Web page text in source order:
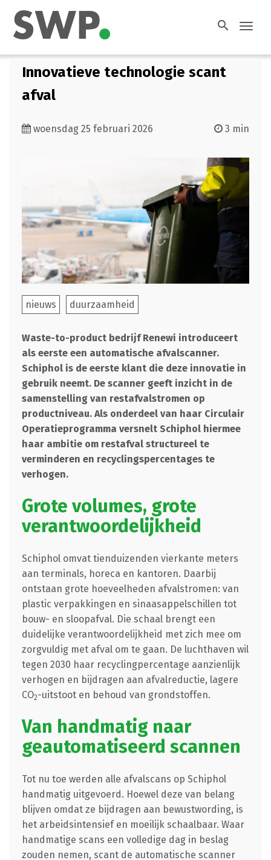
search
Innovatieve technologie scant
afval
woensdag 25 februari 2026 3 min
nieuws duurzaamheid
Waste-to-product bedrijf Renewi introduceert
als eerste een automatische afvalscanner.
Schiphol is de eerste klant die deze innovatie in
gebruik neemt. De scanner geeft inzicht in de
samenstelling van restafvalstromen op
productniveau. Als onderdeel van haar Circulair
Operatieprogramma versnelt Schiphol hiermee
haar ambitie om restafval structureel te
verminderen en recyclingspercentages te
verhogen.
Grote volumes, grote
verantwoordelijkheid
Schiphol omvat tienduizenden vierkante meters
aan terminals, horeca en kantoren. Daarbij
ontstaan grote hoeveelheden afvalstromen: van
plastic verpakkingen en sinaasappelschillen tot
bouw- en sloopafval. Die schaal brengt een
duidelijke verantwoordelijkheid met zich mee om
zorgvuldig met afval om te gaan. De luchthaven wil
tegen 2030 haar recyclingpercentage aanzienlijk
verhogen en bijdragen aan afvalreductie, lagere
CO2-uitstoot en behoud van grondstoffen.
Van handmatig naar
geautomatiseerd scannen
Tot nu toe werden alle afvalscans op Schiphol
handmatig uitgevoerd. Hoewel deze van belang
blijven omdat ze bijdragen aan bewustwording, is
het arbeidsintensief en moeilijk schaalbaar. Waar
handmatige scans een volledige dag in beslag
zouden nemen, scant de automatische scanner